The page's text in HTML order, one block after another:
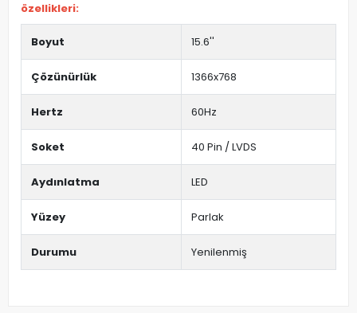
özellikleri:
Boyut 15.6''
Çözünürlük 1366x768
Hertz 60Hz
Soket 40 Pin / LVDS
Aydınlatma LED
Yüzey Parlak
Durumu Yenilenmiş